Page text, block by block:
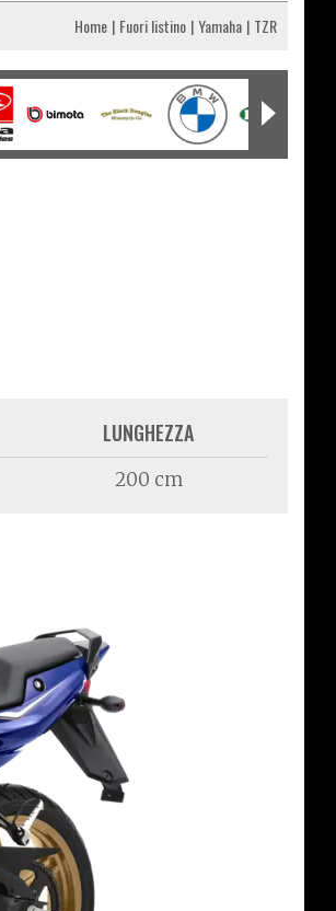
Home Fuori listino Yamaha TZR
LUNGHEZZA
200 cm